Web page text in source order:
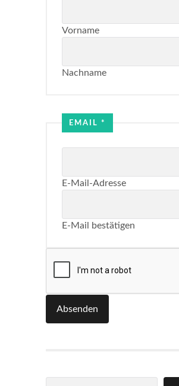
Vorname
Nachname
Name
EMAIL *
E-Mail-Adresse
E-Mail bestätigen
Absenden